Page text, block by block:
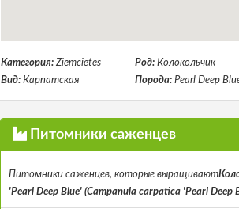
Категория: Ziemcietes Род: Колокольчик
Вид: Карпатская Порода: Pearl Deep
Питомники саженцев
Питомники саженцев, которые выращивают
'Pearl Deep Blue' (Campanula carpatica 'Pearl Deep